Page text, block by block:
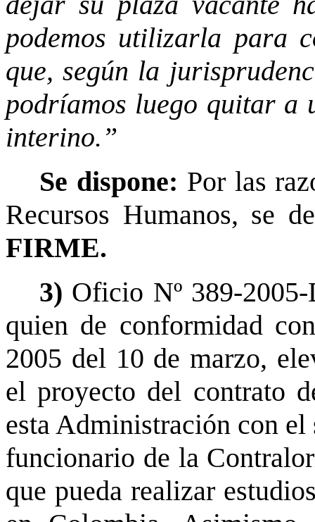
podemos utilizarla para
que, según la
podríamos luego quitar
interino.”
Se dispone: Por las
Recursos Humanos, se
FIRME.
3) Oficio Nº 389-
quien de conformidad
2005 del 10 de marzo,
el proyecto del contrato
esta Administración con el
funcionario de la
que pueda realizar